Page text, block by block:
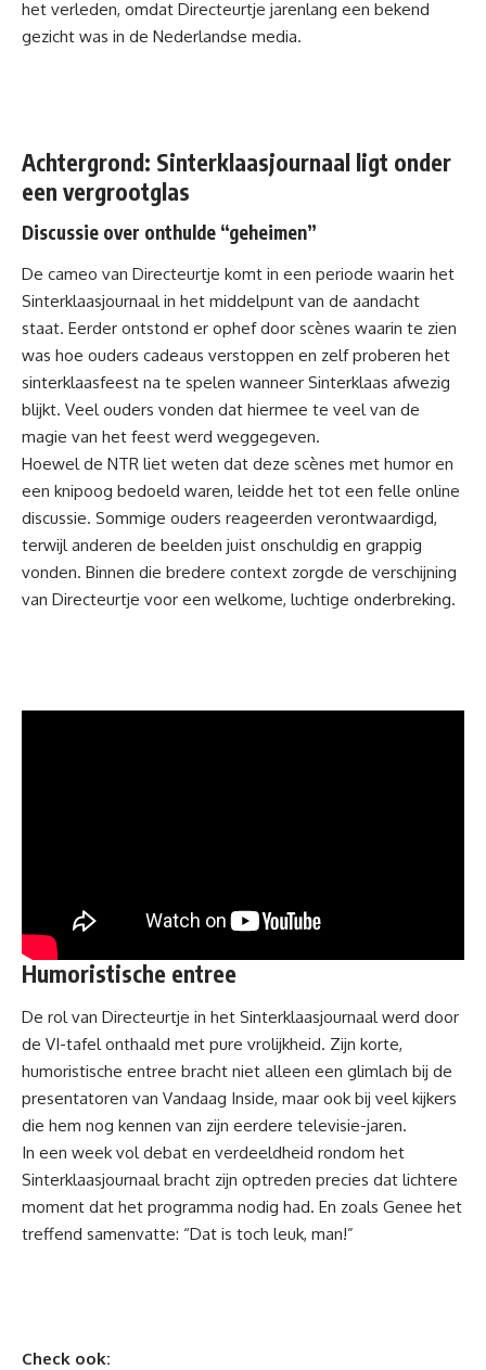
het verleden, omdat Directeurtje jarenlang een bekend
gezicht was in de Nederlandse media.
Achtergrond: Sinterklaasjournaal ligt onder
een vergrootglas
Discussie over onthulde “geheimen”
De cameo van Directeurtje komt in een periode waarin het
Sinterklaasjournaal in het middelpunt van de aandacht
staat. Eerder ontstond er ophefdoor scènes waarin te zien
was hoe ouders cadeaus verstoppen en zelf proberen het
sinterklaasfeest na te spelen wanneer Sinterklaas afwezig
blijkt. Veel ouders vonden dat hiermee te veel van de
magie van het feest werd weggegeven.
Hoewel de NTR liet weten dat deze scènes met humor en
een knipoog bedoeld waren, leidde het tot een felle online
discussie. Sommige ouders reageerden verontwaardigd,
terwijl anderen de beelden juist onschuldig en grappig
vonden. Binnen die bredere context zorgde de verschijning
van Directeurtje voor een welkome, luchtige onderbreking.
Humoristische entree
De rol van Directeurtje in het Sinterklaasjournaal werd door
de VI-tafel onthaald met pure vrolijkheid. Zijn korte,
humoristische entree bracht niet alleen een glimlach bij de
presentatoren van Vandaag Inside, maar ook bij veel kijkers
die hem nog kennen van zijn eerdere televisie-jaren.
In een week vol debat en verdeeldheid rondom het
Sinterklaasjournaal bracht zijn optreden precies dat lichtere
moment dat het programma nodig had. En zoals Genee het
treffend samenvatte: “Dat is toch leuk, man!”
Check ook: